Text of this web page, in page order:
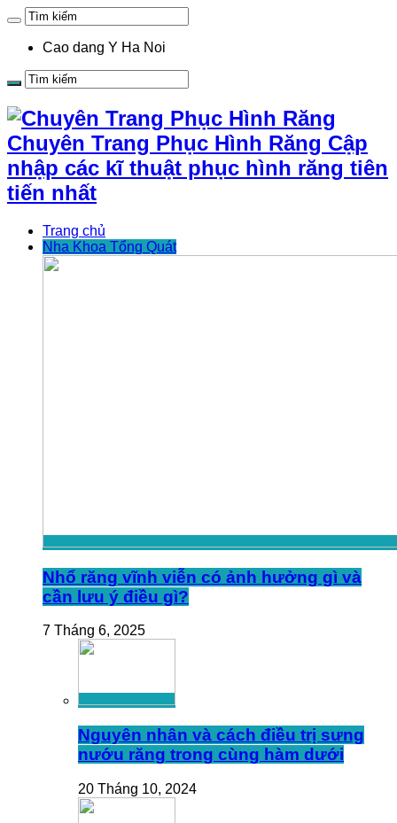
Cao dang Y Ha Noi
Chuyên Trang Phục Hình Răng Cập
nhập các kĩ thuật phục hình răng tiên
tiến nhất
Trang chủ
Nha Khoa Tổng Quát
Nhổ răng vĩnh viễn có ảnh hưởng gì và
cần lưu ý điều gì?
7 Tháng 6, 2025
Nguyên nhân và cách điều trị sưng
nướu răng trong cùng hàm dưới
20 Tháng 10, 2024